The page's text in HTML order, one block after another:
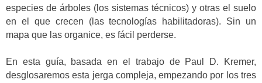
especies de árboles (los sistemas técnicos) y otras el suelo
en el que crecen (las tecnologías habilitadoras). Sin un
mapa que las organice, es fácil perderse.
En esta guía, basada en el trabajo de Paul D. Kremer,
desglosaremos esta jerga compleja, empezando por los tres